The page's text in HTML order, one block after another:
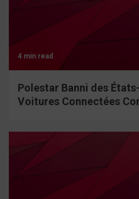
4 min read
Polestar Banni des
Voitures Connectées